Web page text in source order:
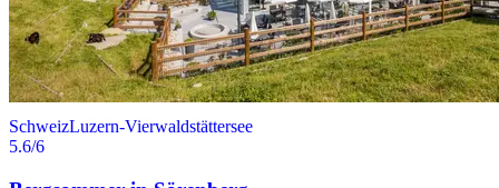
SchweizLuzern-Vierwaldstättersee
5.6/6